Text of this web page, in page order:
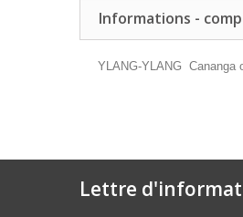
Informations -
YLANG-YLANG Cananga
Lettre